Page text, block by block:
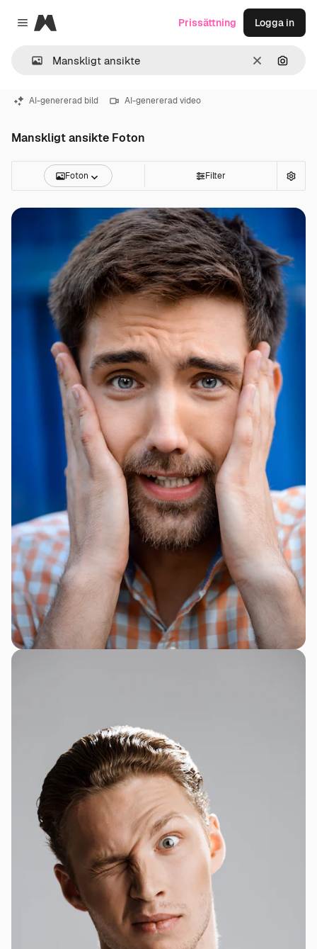
Close menu
Magnific
RensaSök
Prissättning Logga in
AI-genererad bild AI-genererad video
Manskligt ansikte Foton
Foton Filter